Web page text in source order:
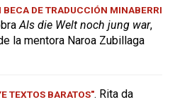
DE TRADUCCIÓN MINABERRI
Als die Welt noch jung war,
la mentora Naroa Zubillaga
TEXTOS BARATOS". Rita da